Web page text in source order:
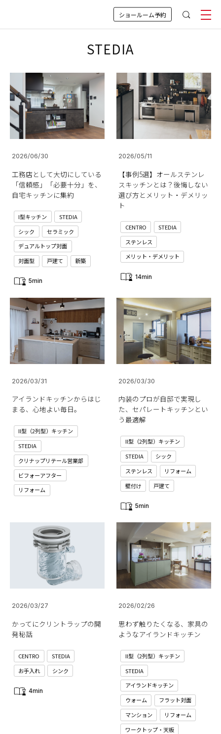
ショールーム予約
STEDIA
2026/06/30
工務店として大切にしている
「信頼感」「必要十分」を、
自宅キッチンに集約
I型キッチン
STEDIA
シック
セラミック
デュアルトップ対面
対面型
戸建て 新築
5min
2026/05/11
【事例5選】オールステンレ
スキッチンとは？後悔しない
選び方とメリット・デメリッ
ト
CENTRO
STEDIA
ステンレス
メリット・デメリット
14min
2026/03/31
アイランドキッチンからはじ
まる、心地よい毎日。
II型（2列型）キッチン
STEDIA
クリナップリテール営業部
ビフォーアフター
リフォーム
2026/03/30
内装のプロが自邸で実現し
た、セパレートキッチンとい
う最適解
II型（2列型）キッチン
STEDIA
シック
ステンレス
リフォーム
壁付け
戸建て
5min
2026/03/27
かってにクリントラップの開
発秘話
CENTRO
STEDIA
お手入れ
シンク
4min
2026/02/26
思わず触りたくなる、家具の
ようなアイランドキッチン
II型（2列型）キッチン
STEDIA
アイランドキッチン
ウォーム
フラット対面
マンション
リフォーム
ワークトップ・天板